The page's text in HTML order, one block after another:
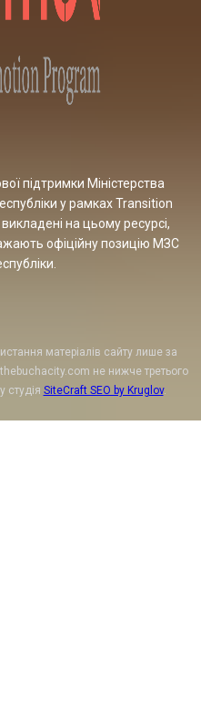
підтримки Міністерства
у рамках Transition
на цьому ресурсі,
офіційну позицію МЗС
матеріалів сайту лише за
не нижче третього
студія SiteCraft SEO by Kruglov.